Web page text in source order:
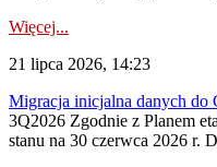
Więcej...
21 lipca 2026, 14:23
Migracja inicjalna danych
3Q2026 Zgodnie z Planem
stanu na 30 czerwca 2026 r.